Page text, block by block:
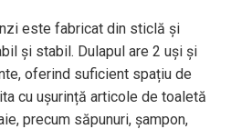
este fabricat din sticlă și
și stabil. Dulapul are 2 uși și
oferind suficient spațiu de
cu ușurință articole de toaletă
precum săpunuri, șampon,